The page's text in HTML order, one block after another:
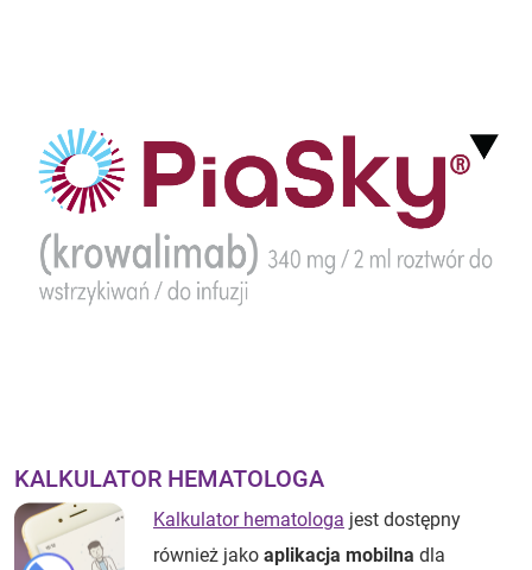
KALKULATOR HEMATOLOGA
Kalkulator hematologa jest dostępny
również jako aplikacja mobilna dla